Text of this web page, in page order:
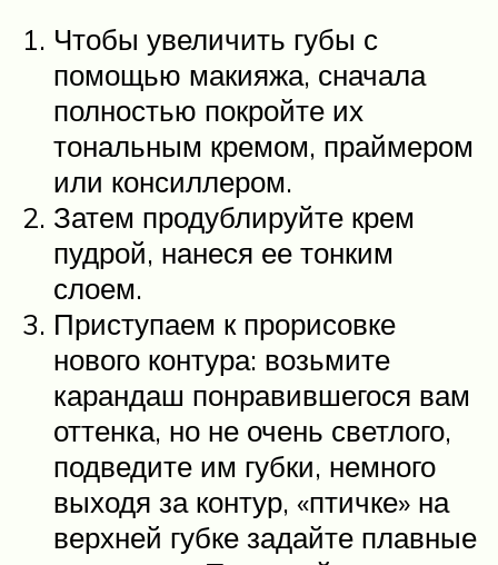
Чтобы увеличить губы с
помощью макияжа, сначала
полностью покройте их
тональным кремом, праймером
или консиллером.
Затем продублируйте крем
пудрой, нанеся ее тонким
слоем.
Приступаем к прорисовке
нового контура: возьмите
карандаш понравившегося вам
оттенка, но не очень светлого,
подведите им губки, немного
выходя за контур, «птичке» на
верхней губке задайте плавные